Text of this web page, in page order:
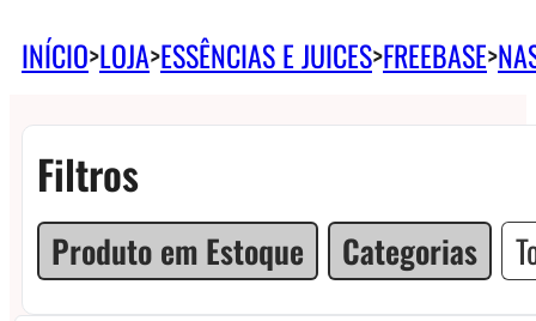
INÍCIO>LOJA>ESSÊNCIAS E JUICES>FREEBASE>
Filtros
Produto em Estoque Categorias